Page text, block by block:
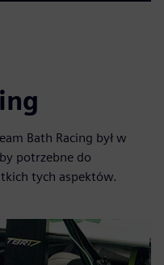
Bath Racing był w
potrzebne do
tych aspektów.